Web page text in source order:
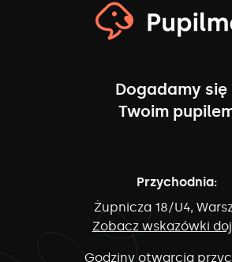
Dogadamy się
Twoim
Przychodnia:
Żupnicza 18/U4,
Zobacz wskazówki
Godziny otwarcia